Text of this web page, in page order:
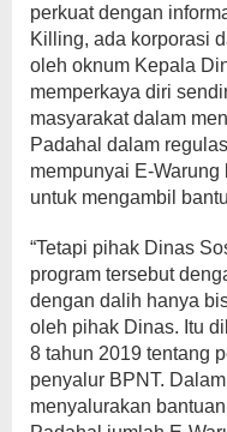
perkuat dengan
Killing, ada korporasi
oleh oknum Kepala
memperkaya diri
masyarakat dalam
Padahal dalam
mempunyai E-
untuk mengambil
“Tetapi pihak Dinas
program tersebut
dengan dalih hanya
oleh pihak Dinas. Itu
8 tahun 2019 tentang
penyalur BPNT.
menyalurakan